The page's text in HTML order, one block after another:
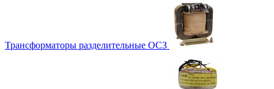
Трансформаторы разделительные ОСЗ